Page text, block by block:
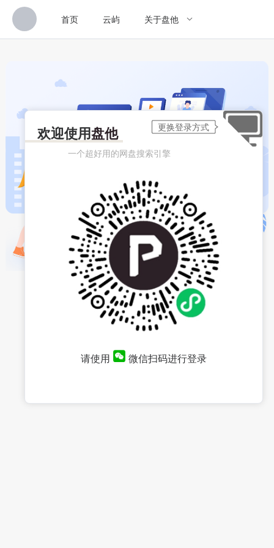
首页 云屿 关于盘他
欢迎使用盘他
一个超好用的网盘搜索引擎
请使用 微信扫码进行登录